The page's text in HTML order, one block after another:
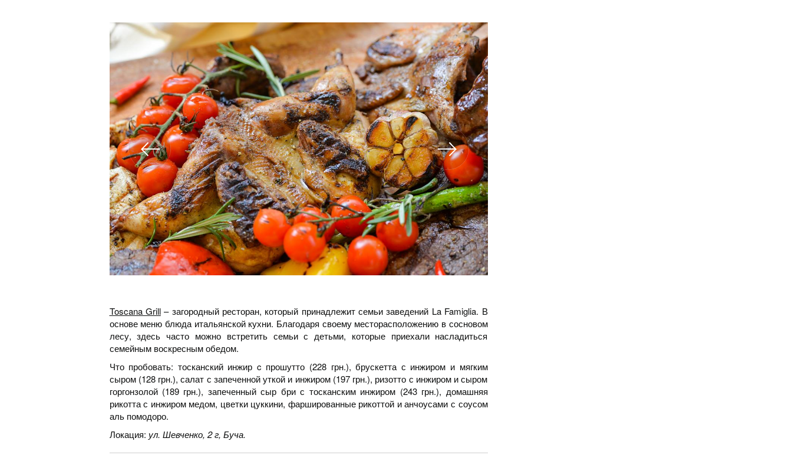
Toscana Grill– загородный ресторан, который принадлежит семьи заведений La Famiglia. В
основе меню блюда итальянской кухни. Благодаря своему месторасположению в сосновом
лесу, здесь часто можно встретить семьи с детьми, которые приехали насладиться
семейным воскресным обедом.
Что пробовать: тосканский инжир c прошутто (228 грн.), брускетта с инжиром и мягким
сыром (128 грн.), салат с запеченной уткой и инжиром (197 грн.), ризотто с инжиром и сыром
горгонзолой (189 грн.), запеченный сыр бри с тосканским инжиром (243 грн.), домашняя
рикотта с инжиром медом, цветки цуккини, фаршированные рикоттой и анчоусами с соусом
аль помодоро.
Локация: ул. Шевченко, 2 г, Буча.